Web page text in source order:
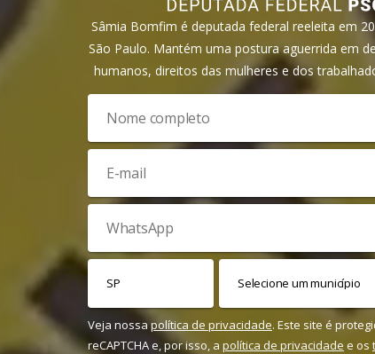
Sâmia Bomfim é deputada federal reeleita em
São Paulo. Mantém uma postura aguerrida em
humanos, direitos das mulheres e dos
Veja nossapolítica de privacidade. Este site é
reCAPTCHA e, por isso, a política de privacidade e os